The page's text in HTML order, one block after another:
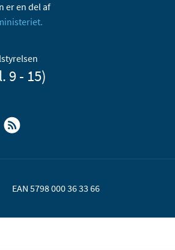
er en del af
9 - 15)
EAN 5798 000 36 33 66